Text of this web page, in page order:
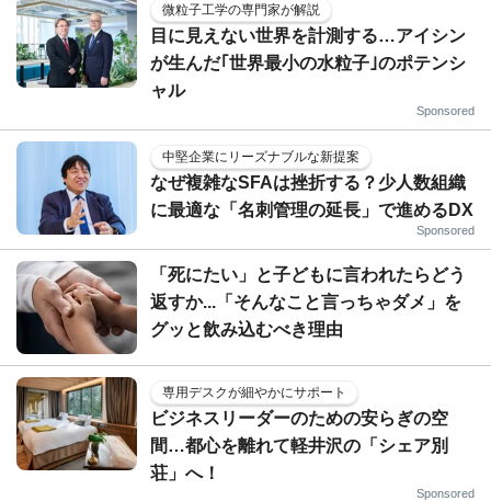
微粒子工学の専門家が解説
目に見えない世界を計測する…アイシン
が生んだ｢世界最小の水粒子｣のポテンシ
ャル
Sponsored
中堅企業にリーズナブルな新提案
なぜ複雑なSFAは挫折する？少人数組織
に最適な「名刺管理の延長」で進めるDX
Sponsored
「死にたい」と子どもに言われたらどう
返すか...「そんなこと言っちゃダメ」を
グッと飲み込むべき理由
専用デスクが細やかにサポート
ビジネスリーダーのための安らぎの空
間…都心を離れて軽井沢の「シェア別
荘」へ！
Sponsored